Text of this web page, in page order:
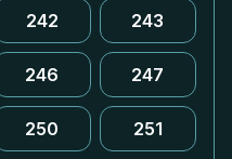
242 243
246 247
250 251